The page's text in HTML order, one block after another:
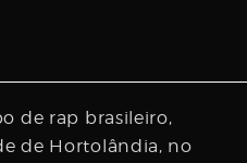
de rap brasileiro,
de Hortolândia, no